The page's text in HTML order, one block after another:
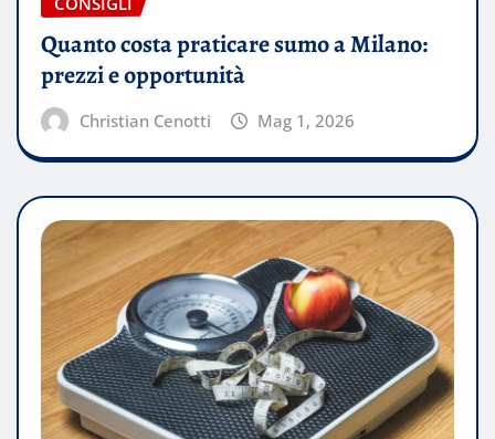
Quanto costa praticare sumo a Milano:
prezzi e opportunità
Christian Cenotti Mag 1, 2026